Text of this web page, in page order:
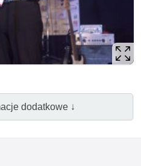
dodatkowe ↓